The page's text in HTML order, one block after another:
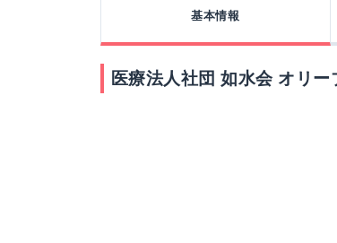
基本情報
医療法人社団 如水会 オリ